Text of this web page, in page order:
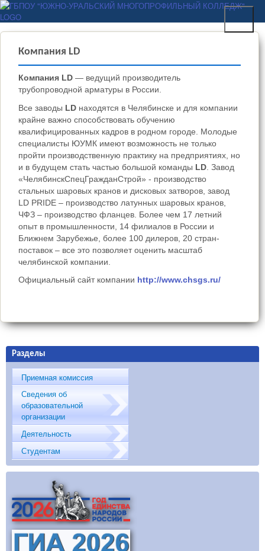
Перейти к основному
содержанию
ГБПОУ "ЮЖНО-
УРАЛЬСКИЙ
МНОГОПРОФИЛЬНЫЙ
КОЛЛЕДЖ"
Компания LD
Компания LD — ведущий производитель
трубопроводной арматуры в России.
Все заводы LD находятся в Челябинске и для компании
крайне важно способствовать обучению
квалифицированных кадров в родном городе. Молодые
специалисты ЮУМК имеют возможность не только
пройти производственную практику на предприятиях, но
и в будущем стать частью большой команды LD . Завод
«ЧелябинскСпецГражданСтрой» - производство
стальных шаровых кранов и дисковых затворов, завод
LD PRIDE – производство латунных шаровых кранов,
ЧФЗ – производство фланцев. Более чем 17 летний
опыт в промышленности, 14 филиалов в России и
Ближнем Зарубежье, более 100 дилеров, 20 стран-
поставок – все это позволяет оценить масштаб
челябинской компании.
Официальный сайт компании http://www.chsgs.ru/
Разделы
Приемная комиссия
Сведения об
образовательной
организации
Деятельность
Студентам